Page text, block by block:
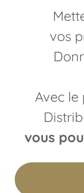
vos
Avec
vous